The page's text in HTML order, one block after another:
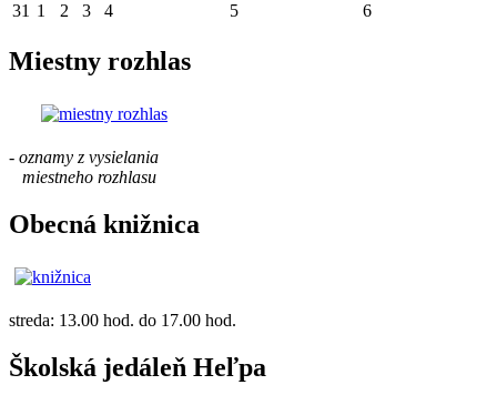
31 1 2 3 4 5 6
Miestny rozhlas
- oznamy z vysielania
miestneho rozhlasu
Obecná knižnica
streda: 13.00 hod. do 17.00 hod.
Školská jedáleň Heľpa